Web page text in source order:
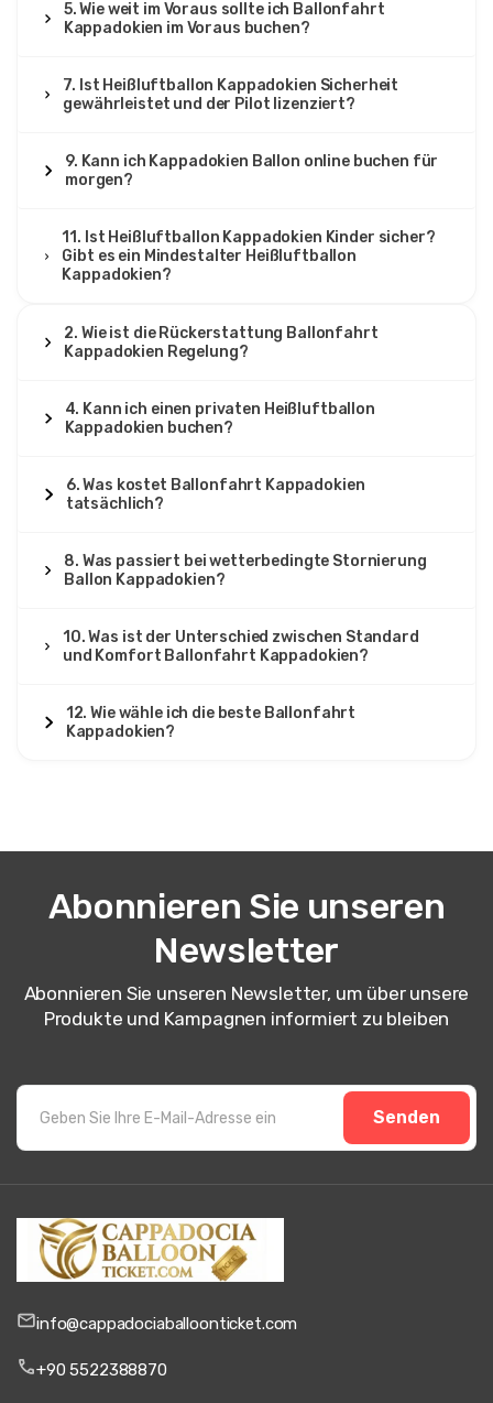
5. Wie weit im Voraus sollte ich Ballonfahrt
Kappadokien im Voraus buchen?
7. Ist Heißluftballon Kappadokien Sicherheit
gewährleistet und der Pilot lizenziert?
9. Kann ich Kappadokien Ballon online buchen für
morgen?
11. Ist Heißluftballon Kappadokien Kinder sicher?
Gibt es ein Mindestalter Heißluftballon
Kappadokien?
2. Wie ist die Rückerstattung Ballonfahrt
Kappadokien Regelung?
4. Kann ich einen privaten Heißluftballon
Kappadokien buchen?
6. Was kostet Ballonfahrt Kappadokien
tatsächlich?
8. Was passiert bei wetterbedingte Stornierung
Ballon Kappadokien?
10. Was ist der Unterschied zwischen Standard
und Komfort Ballonfahrt Kappadokien?
12. Wie wähle ich die beste Ballonfahrt
Kappadokien?
Abonnieren Sie unseren
Newsletter
Abonnieren Sie unseren Newsletter, um über unsere
Produkte und Kampagnen informiert zu bleiben
Senden
info@cappadociaballoonticket.com
+90 5522388870